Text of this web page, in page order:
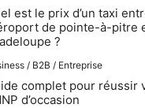
est le prix d’un taxi
de pointe-à-pitre
?
/ B2B / Entreprise
complet pour réussir
d’occasion